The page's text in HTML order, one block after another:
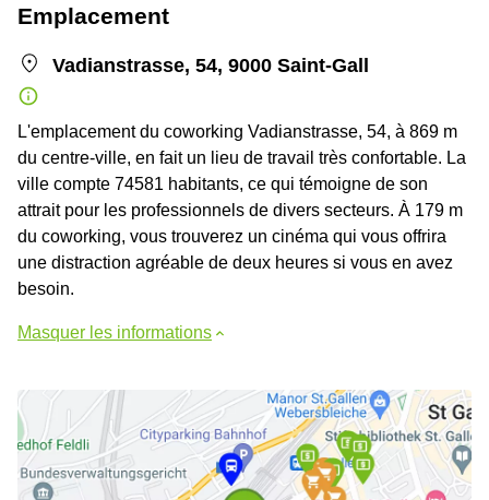
Emplacement
Vadianstrasse, 54, 9000 Saint-Gall
L'emplacement du coworking Vadianstrasse, 54, à 869 m
du centre-ville, en fait un lieu de travail très confortable. La
ville compte 74581 habitants, ce qui témoigne de son
attrait pour les professionnels de divers secteurs. À 179 m
du coworking, vous trouverez un cinéma qui vous offrira
une distraction agréable de deux heures si vous en avez
besoin.
Masquer les informations